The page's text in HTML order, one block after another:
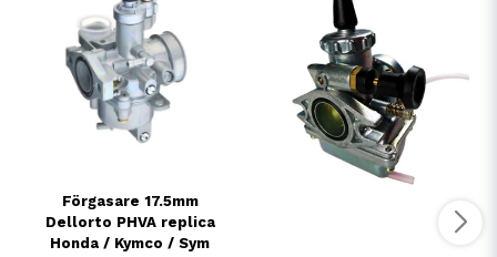
Förgasare 17.5mm
Dellorto PHVA replica
Honda / Kymco / Sym